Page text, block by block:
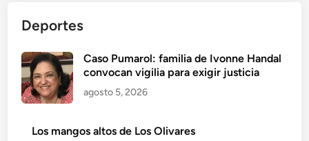
Deportes
Caso Pumarol: familia de Ivonne Handal
convocan vigilia para exigir justicia
agosto 5, 2026
Los mangos altos de Los Olivares